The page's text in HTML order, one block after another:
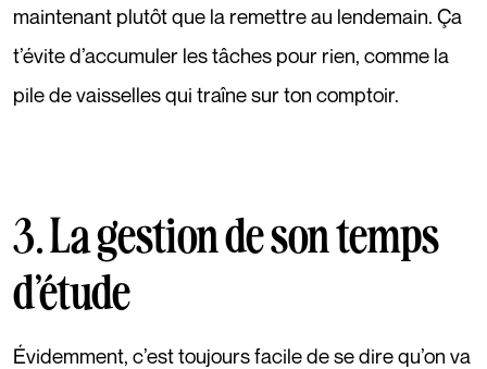
maintenant plutôt que la remettre au lendemain. Ça
t’évite d’accumuler les tâches pour rien, comme la
pile de vaisselles qui traîne sur ton comptoir.
3. La gestion de son temps
d’étude
Évidemment, c’est toujours facile de se dire qu’on va